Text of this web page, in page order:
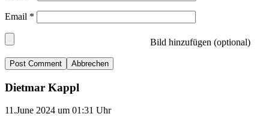
Email *
Bild hinzufügen (optional)
Abbrechen
Dietmar Kappl
11.June 2024 um 01:31 Uhr